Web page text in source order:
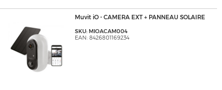
Muvit iO - CAMERA EXT + PANNEAU SOLAIRE
SKU: MIOACAM004
EAN: 8426801169234